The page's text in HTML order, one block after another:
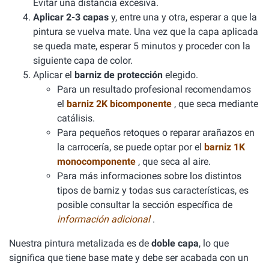
Evitar una distancia excesiva.
Aplicar 2-3 capas y, entre una y otra, esperar a que la
pintura se vuelva mate. Una vez que la capa aplicada
se queda mate, esperar 5 minutos y proceder con la
siguiente capa de color.
Aplicar el barniz de protección elegido.
Para un resultado profesional recomendamos
el barniz 2K bicomponente , que seca mediante
catálisis.
Para pequeños retoques o reparar arañazos en
la carrocería, se puede optar por el barniz 1K
monocomponente , que seca al aire.
Para más informaciones sobre los distintos
tipos de barniz y todas sus características, es
posible consultar la sección específica de
información adicional.
Nuestra pintura metalizada es de doble capa, lo que
significa que tiene base mate y debe ser acabada con un